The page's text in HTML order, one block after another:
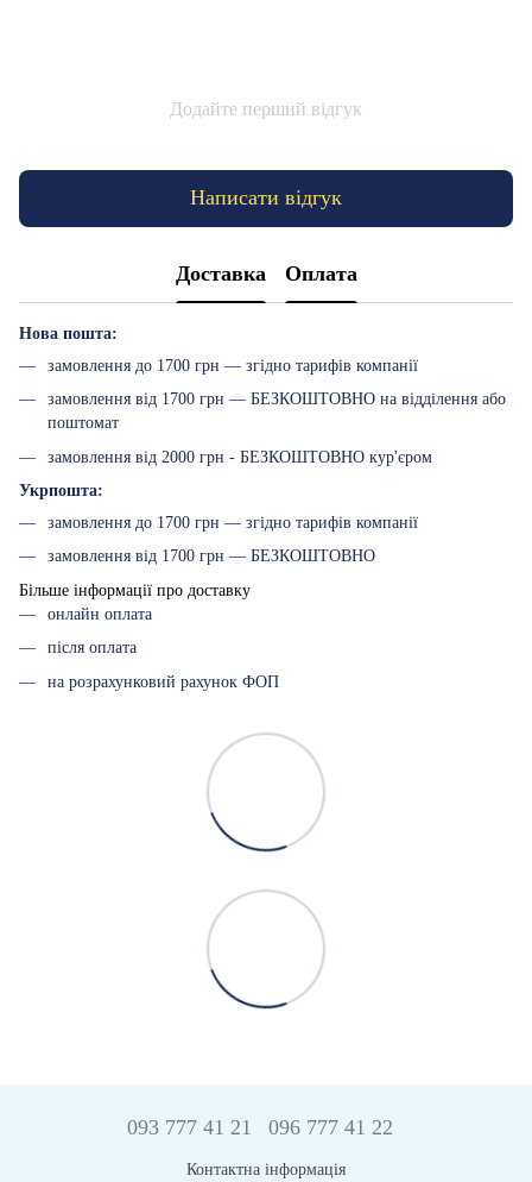
Додайте перший відгук
Написати відгук
Доставка Оплата
Нова пошта:
замовлення до 1700 грн — згідно тарифів компанії
замовлення від 1700 грн — БЕЗКОШТОВНО на відділення або
поштомат
замовлення від 2000 грн - БЕЗКОШТОВНО кур'єром
Укрпошта:
замовлення до 1700 грн — згідно тарифів компанії
замовлення від 1700 грн — БЕЗКОШТОВНО
Більше інформації про доставку
онлайн оплата
після оплата
на розрахунковий рахунок ФОП
093 777 41 21 096 777 41 22
Контактна інформація